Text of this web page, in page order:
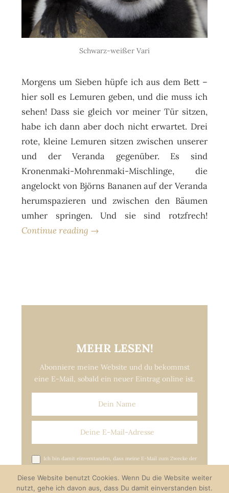
Schwarz-weißer Vari
Morgens um Sieben hüpfe ich aus dem Bett –
hier soll es Lemuren geben, und die muss ich
sehen! Dass sie gleich vor meiner Tür sitzen,
habe ich dann aber doch nicht erwartet. Drei
rote, kleine Lemuren sitzen zwischen unserer
und der Veranda gegenüber. Es sind
Kronenmaki-Mohrenmaki-Mischlinge, die
angelockt von Björns Bananen auf der Veranda
herumspazieren und zwischen den Bäumen
umher springen. Und sie sind rotzfrech!
Continue reading →
MEHR LESEN!
Abonniere meine Website und du bekommst
eine E-Mail, sobald ein neuer Eintrag online ist.
Ich bin damit einverstanden, dass meine E-Mail zum Zwecke der
Diese Website benutzt Cookies. Wenn Du die Website weiter
nutzt, gehe ich davon aus, dass Du damit einverstanden bist.